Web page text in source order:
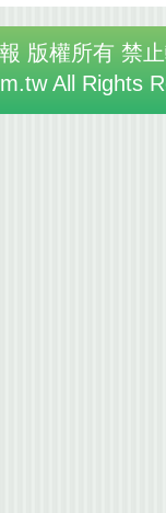
版權所有 禁
All Rights